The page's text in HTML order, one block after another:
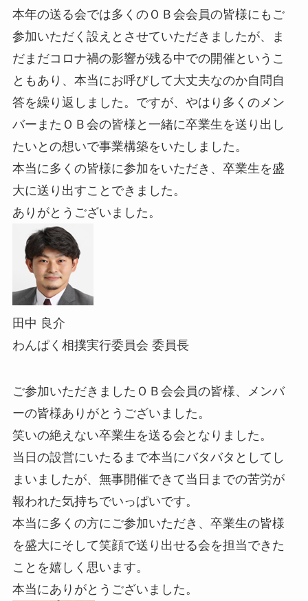
本年の送る会では多くのＯＢ会会員の皆様にもご
参加いただく設えとさせていただきましたが、ま
だまだコロナ禍の影響が残る中での開催というこ
ともあり、本当にお呼びして大丈夫なのか自問自
答を繰り返しました。ですが、やはり多くのメン
バーまたＯＢ会の皆様と一緒に卒業生を送り出し
たいとの想いで事業構築をいたしました。
本当に多くの皆様に参加をいただき、卒業生を盛
大に送り出すことできました。
ありがとうございました。
田中 良介
わんぱく相撲実行委員会 委員長
ご参加いただきましたＯＢ会会員の皆様、メンバ
ーの皆様ありがとうございました。
笑いの絶えない卒業生を送る会となりました。
当日の設営にいたるまで本当にバタバタとしてし
まいましたが、無事開催できて当日までの苦労が
報われた気持ちでいっぱいです。
本当に多くの方にご参加いただき、卒業生の皆様
を盛大にそして笑顔で送り出せる会を担当できた
ことを嬉しく思います。
本当にありがとうございました。